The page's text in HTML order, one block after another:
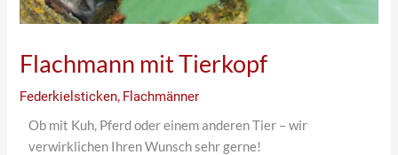
Flachmann mit Tierkopf
Federkielsticken, Flachmänner
Ob mit Kuh, Pferd oder einem anderen Tier – wir
verwirklichen Ihren Wunsch sehr gerne!